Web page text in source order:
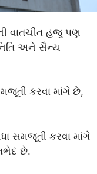
વાતચીત હજુ પણ
અને સૈન્ય
કરવા માંગે છે,
સમજૂતી કરવા માંગે
છે.